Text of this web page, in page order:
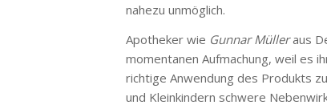
nahezu unmöglich.
Apotheker wie Gunnar Mülleraus
momentanen Aufmachung, weil es
richtige Anwendung des Produkts
und Kleinkindern schwere